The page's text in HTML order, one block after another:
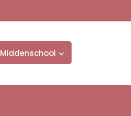
Middenschool